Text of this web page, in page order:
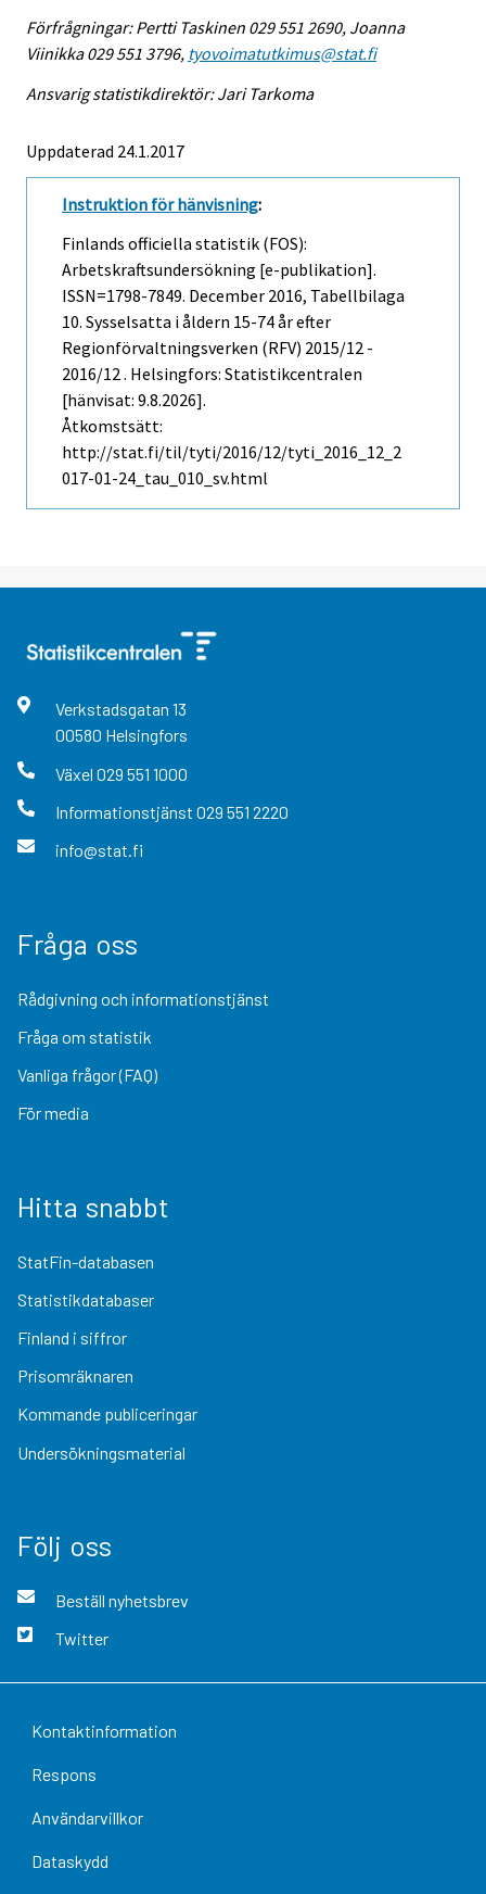
Förfrågningar: Pertti Taskinen 029 551 2690, Joanna
Viinikka 029 551 3796, tyovoimatutkimus@stat.fi
Ansvarig statistikdirektör: Jari Tarkoma
Uppdaterad 24.1.2017
Instruktion för hänvisning:
Finlands officiella statistik (FOS):
Arbetskraftsundersökning [e-publikation].
ISSN=1798-7849. December 2016, Tabellbilaga
10. Sysselsatta i åldern 15-74 år efter
Regionförvaltningsverken (RFV) 2015/12 -
2016/12 . Helsingfors: Statistikcentralen
[hänvisat: 9.8.2026].
Åtkomstsätt:
http://stat.fi/til/tyti/2016/12/tyti_2016_12_2
017-01-24_tau_010_sv.html
Verkstadsgatan 13
00580 Helsingfors
Växel 029 551 1000
Informationstjänst 029 551 2220
info@stat.fi
Fråga oss
Rådgivning och informationstjänst
Fråga om statistik
Vanliga frågor (FAQ)
För media
Hitta snabbt
StatFin-databasen
Statistikdatabaser
Finland i siffror
Prisomräknaren
Kommande publiceringar
Undersökningsmaterial
Följ oss
Beställ nyhetsbrev
Twitter
Kontaktinformation
Respons
Användarvillkor
Dataskydd